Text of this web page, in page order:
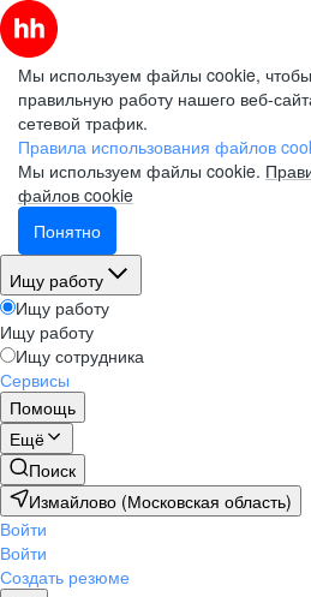
Мы используем файлы cookie,
правильную работу нашего веб-
сетевой трафик.
Правила использования файлов
Мы используем файлы cookie.
файлов cookie
Понятно
Ищу работу
Ищу работу
Ищу работу
Ищу сотрудника
Сервисы
Помощь
Ещё
Поиск
Измайлово (Московская область)
Войти
Войти
Создать резюме